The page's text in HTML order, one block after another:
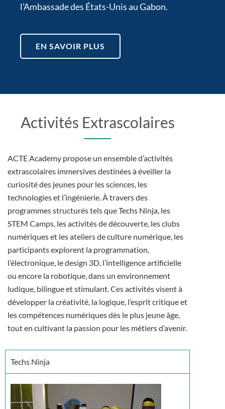
l’Ambassade des États-Unis au Gabon.
EN SAVOIR PLUS
Activités Extrascolaires
ACTE Academy propose un ensemble d’activités
extrascolaires immersives destinées à éveiller la
curiosité des jeunes pour les sciences, les
technologies et l’ingénierie. À travers des
programmes structurés tels que Techs Ninja, les
STEM Camps, les activités de découverte, les clubs
numériques et les ateliers de culture numérique, les
participants explorent la programmation,
l’électronique, le design 3D, l’intelligence artificielle
ou encore la robotique, dans un environnement
ludique, bilingue et stimulant. Ces activités visent à
développer la créativité, la logique, l’esprit critique et
les compétences numériques dès le plus jeune âge,
tout en cultivant la passion pour les métiers d’avenir.
Techs Ninja